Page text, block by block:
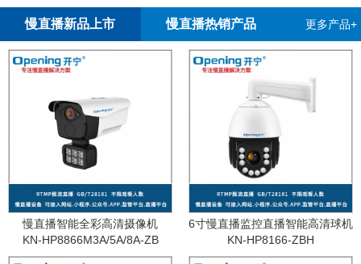
慢直播新品上市 慢直播热销产品 更多产品+
慢直播智能全彩高清摄像机
KN-HP8866M3A/5A/8A-ZB
6寸慢直播监控直播智能高清球机
KN-HP8166-ZBH